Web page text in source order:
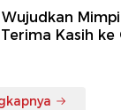
Mimpi
Kasih ke